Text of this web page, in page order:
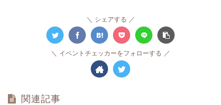
シェアする
イベントチェッカーをフォローする
関連記事